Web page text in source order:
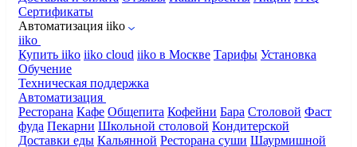
Сертификаты
Автоматизация iiko
iiko
Купить iiko iiko cloud iiko в Москве Тарифы Установка
Обучение
Техническая поддержка
Автоматизация
Ресторана Кафе Общепита Кофейни Бара Столовой Фаст
фуда Пекарни Школьной столовой Кондитерской
Доставки еды Кальянной Ресторана суши Шаурмишной